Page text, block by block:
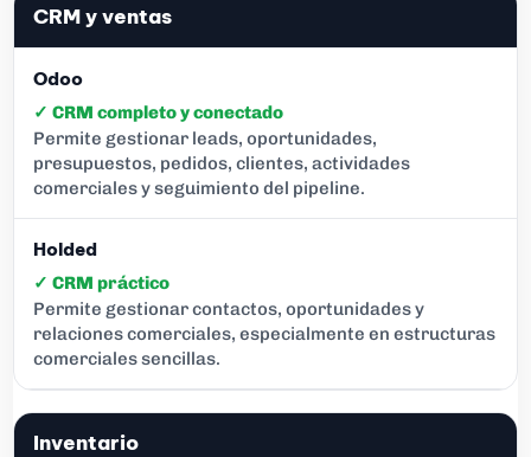
CRM y ventas
✓ CRM completo y conectado
Permite gestionar leads, oportunidades,
presupuestos, pedidos, clientes, actividades
comerciales y seguimiento del pipeline.
✓ CRM práctico
Permite gestionar contactos, oportunidades y
relaciones comerciales, especialmente en estructuras
comerciales sencillas.
Inventario